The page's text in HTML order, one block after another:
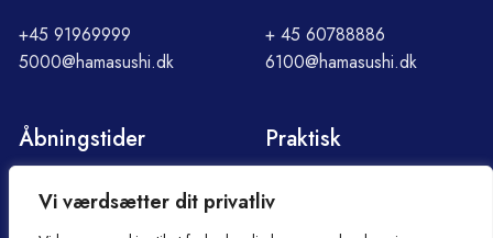
Vi værdsætter dit privatliv
+45 91969999
5000@hamasushi.dk
+ 45 60788886
6100@hamasushi.dk
Åbningstider
Søndag - Torsdag
12:00 - 21:30
Praktisk
Om Hama
Handelsbetingelser